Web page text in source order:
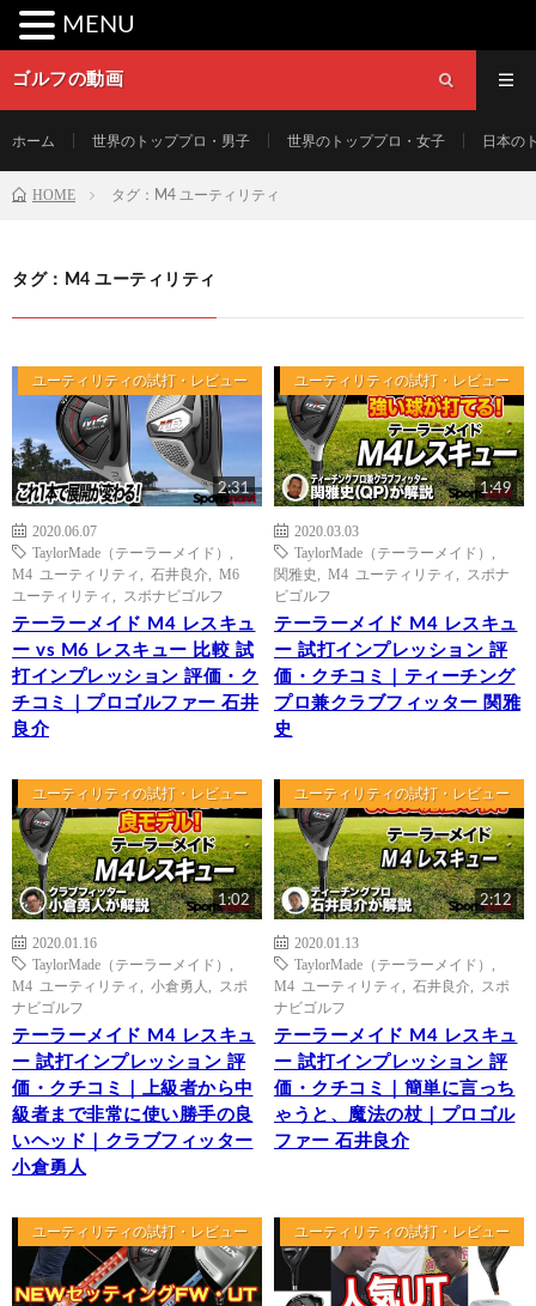
ゴルフの動画
ホーム 世界のトッププロ・男子 世界のトッププロ・女子 日本の
HOME タグ：M4 ユーティリティ
タグ：M4 ユーティリティ
ユーティリティの試打・レビュー
2:31
2020.06.07
TaylorMade（テーラーメイド）
M4 ユーティリティ
石井良介
M6
ユーティリティ
スポナビゴルフ
テーラーメイド M4 レスキュ
ー vs M6 レスキュー 比較 試
打インプレッション 評価・ク
チコミ｜プロゴルファー 石井
良介
ユーティリティの試打・レビュー
1:49
2020.03.03
TaylorMade（テーラーメイド）
関雅史
M4 ユーティリティ
スポナ
ビゴルフ
テーラーメイド M4 レスキュ
ー 試打インプレッション 評
価・クチコミ｜ティーチング
プロ兼クラブフィッター 関雅
史
ユーティリティの試打・レビュー
1:02
2020.01.16
TaylorMade（テーラーメイド）
M4 ユーティリティ
小倉勇人
スポ
ナビゴルフ
テーラーメイド M4 レスキュ
ー 試打インプレッション 評
価・クチコミ｜上級者から中
級者まで非常に使い勝手の良
いヘッド｜クラブフィッター
小倉勇人
ユーティリティの試打・レビュー
2:12
2020.01.13
TaylorMade（テーラーメイド）
M4 ユーティリティ
石井良介
スポ
ナビゴルフ
テーラーメイド M4 レスキュ
ー 試打インプレッション 評
価・クチコミ｜簡単に言っち
ゃうと、魔法の杖｜プロゴル
ファー 石井良介
ユーティリティの試打・レビュー ユーティリティの試打・レビュー
MENU